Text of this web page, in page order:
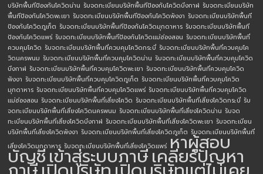
บริษัทพื้นทีป้องกันโควิดน่าน รับจดทะเบียนบริษัทพื้นทีป้องกันโควิดบึงกาฬ รับจดทะเบียนบริษัท
พื้นทีป้องกันโควิดพะเยา รับจดทะเบียนบริษัทพื้นทีป้องกันโควิดพังงา รับจดทะเบียนบริษัทพื้นที
ป้องกันโควิดภูเก็ต รับจดทะเบียนบริษัทพื้นทีป้องกันโควิดมุกดาหาร รับจดทะเบียนบริษัทพื้นที
ป้องกันโควิดแพร่ รับจดทะเบียนบริษัทพื้นทีป้องกันโควิดแม่ฮ่องสอน รับจดทะเบียนบริษัทพื้นที่
ควบคุมโควิด รับจดทะเบียนบริษัทพื้นที่ควบคุมโควิดกระบี่ รับจดทะเบียนบริษัทพื้นที่ควบคุมโค
วิดนครพนม รับจดทะเบียนบริษัทพื้นที่ควบคุมโควิดน่าน รับจดทะเบียนบริษัทพื้นที่ควบคุมโควิด
บึงกาฬ รับจดทะเบียนบริษัทพื้นที่ควบคุมโควิดพะเยา รับจดทะเบียนบริษัทพื้นที่ควบคุมโควิด
พังงา รับจดทะเบียนบริษัทพื้นที่ควบคุมโควิดภูเก็ต รับจดทะเบียนบริษัทพื้นที่ควบคุมโควิด
มุกดาหาร รับจดทะเบียนบริษัทพื้นที่ควบคุมโควิดแพร่ รับจดทะเบียนบริษัทพื้นที่ควบคุมโควิด
แม่ฮ่องสอน รับจดทะเบียนบริษัทพื้นที่เสี่ยงโควิด รับจดทะเบียนบริษัทพื้นที่เสี่ยงโควิดกระบี่ รับ
จดทะเบียนบริษัทพื้นที่เสี่ยงโควิดนครพนม รับจดทะเบียนบริษัทพื้นที่เสี่ยงโควิดน่าน รับจด
ทะเบียนบริษัทพื้นที่เสี่ยงโควิดบึงกาฬ รับจดทะเบียนบริษัทพื้นที่เสี่ยงโควิดพะเยา รับจดทะเบียน
บริษัทพื้นที่เสี่ยงโควิดพังงา รับจดทะเบียนบริษัทพื้นที่เสี่ยงโควิดภูเก็ต รับจดทะเบียนบริษัทพื้นที่
เสี่ยงโควิดมุกดาหาร รับจดทะเบียนบริษัทพื้นที่เสี่ยงโควิดแพร่ หาผู้สอบ
บัญชีเข้าสู่ระบบภาษีเคลียร์ปัญหา